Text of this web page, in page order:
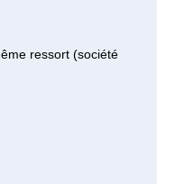
ressort (société